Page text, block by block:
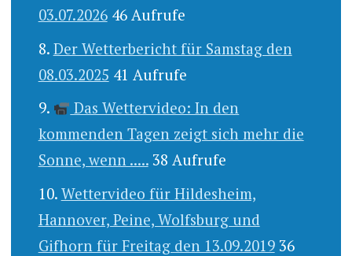
03.07.2026 46 Aufrufe
Der Wetterbericht für Samstag den
08.03.2025 41 Aufrufe
Das Wettervideo: In den
kommenden Tagen zeigt sich mehr die
Sonne, wenn ..... 38 Aufrufe
Wettervideo für Hildesheim,
Hannover, Peine, Wolfsburg und
Gifhorn für Freitag den 13.09.2019 36